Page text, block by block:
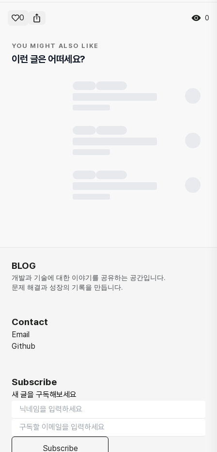
0 0
YOU MIGHT ALSO LIKE
이런 글은 어떠세요?
BLOG
개발과 기술에 대한 이야기를 공유하는 공간입니다.
문제 해결과 성장의 기록을 만듭니다.
Contact
Email
Github
Subscribe
새 글을 구독해보세요
Subscribe